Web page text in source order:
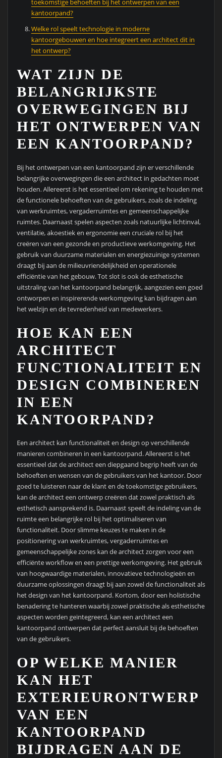
toekomstige behoeften bij het ontwerpen van een
kantoorpand?
Welke rol speelt technologie in moderne
kantoorgebouwen en hoe integreert een architect dit in
het ontwerp?
WAT ZIJN DE
BELANGRIJKSTE
OVERWEGINGEN BIJ
HET ONTWERPEN VAN
EEN KANTOORPAND?
Bij het ontwerpen van een kantoorpand zijn er verschillende
belangrijke overwegingen die een architect in gedachten moet
houden. Allereerst is het essentieel om rekening te houden met
de functionele behoeften van de gebruikers, zoals de indeling
van werkruimtes, vergaderruimtes en gemeenschappelijke
ruimtes. Daarnaast spelen aspecten zoals natuurlijke lichtinval,
ventilatie, akoestiek en ergonomie een cruciale rol bij het
creëren van een gezonde en productieve werkomgeving. Het
gebruik van duurzame materialen en energiezuinige systemen
draagt bij aan de milieuvriendelijkheid en operationele
efficiëntie van het gebouw. Tot slot is ook de esthetische
uitstraling van het kantoorpand belangrijk, aangezien een goed
ontworpen en inspirerende werkomgeving kan bijdragen aan
het welzijn en de tevredenheid van medewerkers.
HOE KAN EEN
ARCHITECT
FUNCTIONALITEIT EN
DESIGN COMBINEREN
IN EEN
KANTOORPAND?
Een architect kan functionaliteit en design op verschillende
manieren combineren in een kantoorpand. Allereerst is het
essentieel dat de architect een diepgaand begrip heeft van de
behoeften en wensen van de gebruikers van het kantoor. Door
goed te luisteren naar de klant en de toekomstige gebruikers,
kan de architect een ontwerp creëren dat zowel praktisch als
esthetisch aansprekend is. Daarnaast speelt de indeling van de
ruimte een belangrijke rol bij het optimaliseren van
functionaliteit. Door slimme keuzes te maken in de
positionering van werkruimtes, vergaderruimtes en
gemeenschappelijke zones kan de architect zorgen voor een
efficiënte workflow en een prettige werkomgeving. Het gebruik
van hoogwaardige materialen, innovatieve technologieën en
duurzame oplossingen draagt bij aan zowel de functionaliteit als
het design van het kantoorpand. Kortom, door een holistische
benadering te hanteren waarbij zowel praktische als esthetische
aspecten worden geïntegreerd, kan een architect een
kantoorpand ontwerpen dat perfect aansluit bij de behoeften
van de gebruikers.
OP WELKE MANIER
KAN HET
EXTERIEURONTWERP
VAN EEN
KANTOORPAND
BIJDRAGEN AAN DE